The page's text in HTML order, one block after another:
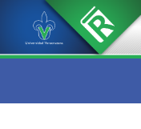
Preservar el ambiente